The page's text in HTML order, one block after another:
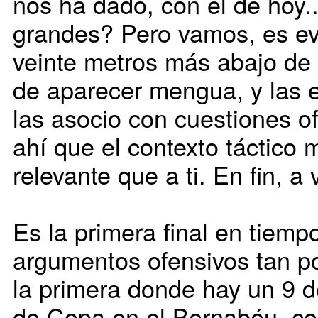
grandes? Pero vamos, es
veinte metros más abajo
de aparecer mengua, y las
las asocio con cuestiones
ahí que el contexto táctico
relevante que a ti. En fin, a
Es la primera final en
argumentos ofensivos tan
la primera donde hay un 9